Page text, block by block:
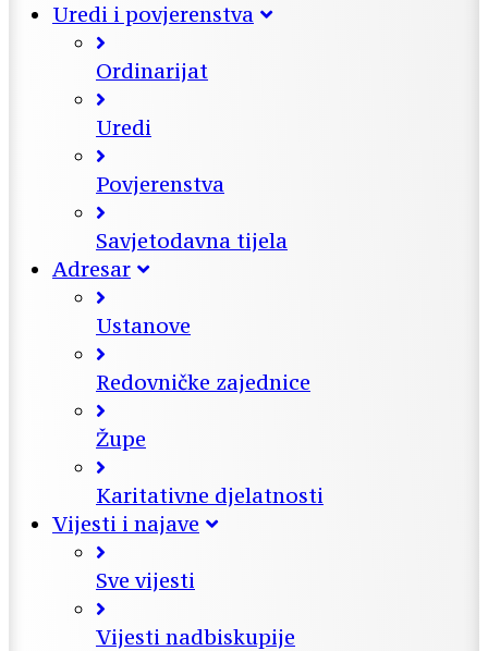
Uredi i povjerenstva
Ordinarijat
Uredi
Povjerenstva
Savjetodavna tijela
Adresar
Ustanove
Redovničke zajednice
Župe
Karitativne djelatnosti
Vijesti i najave
Sve vijesti
Vijesti nadbiskupije